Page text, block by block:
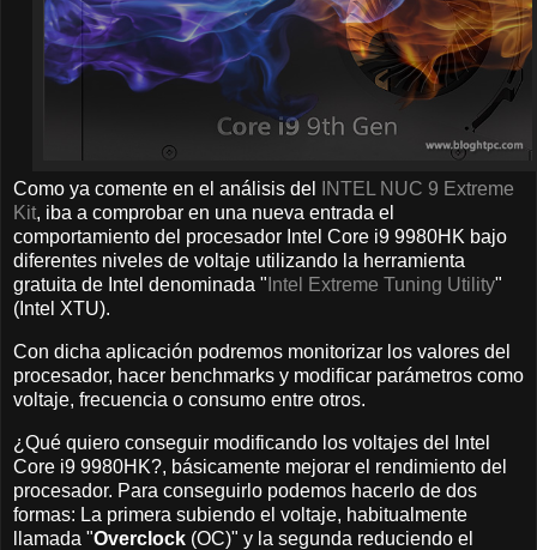
Como ya comente en el análisis del
INTEL NUC 9 Extreme
Kit, iba a comprobar en una nueva entrada el
comportamiento del procesador Intel Core i9 9980HK bajo
diferentes niveles de voltaje utilizando la herramienta
gratuita de Intel denominada " Intel Extreme Tuning Utility"
(Intel XTU).
Con dicha aplicación podremos monitorizar los valores del
procesador, hacer benchmarks y modificar parámetros como
voltaje, frecuencia o consumo entre otros.
¿Qué quiero conseguir modificando los voltajes del Intel
Core i9 9980HK?, básicamente mejorar el rendimiento del
procesador. Para conseguirlo podemos hacerlo de dos
formas: La primera subiendo el voltaje, habitualmente
llamada "Overclock (OC)" y la segunda reduciendo el